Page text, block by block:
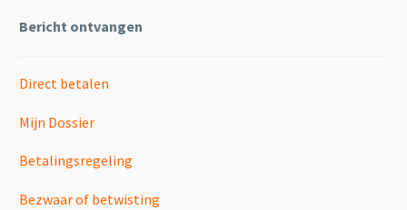
Bericht ontvangen
Direct betalen
Mijn Dossier
Betalingsregeling
Bezwaar of betwisting